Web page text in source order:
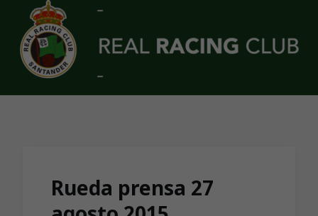
Skip to main content
Rueda prensa 27